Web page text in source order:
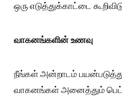
ஒரு எடுத்துக்காட்டை
வாகனங்களின் உணவு
நீங்கள் அன்றாடம்
வாகனங்கள் அனைத்தும்